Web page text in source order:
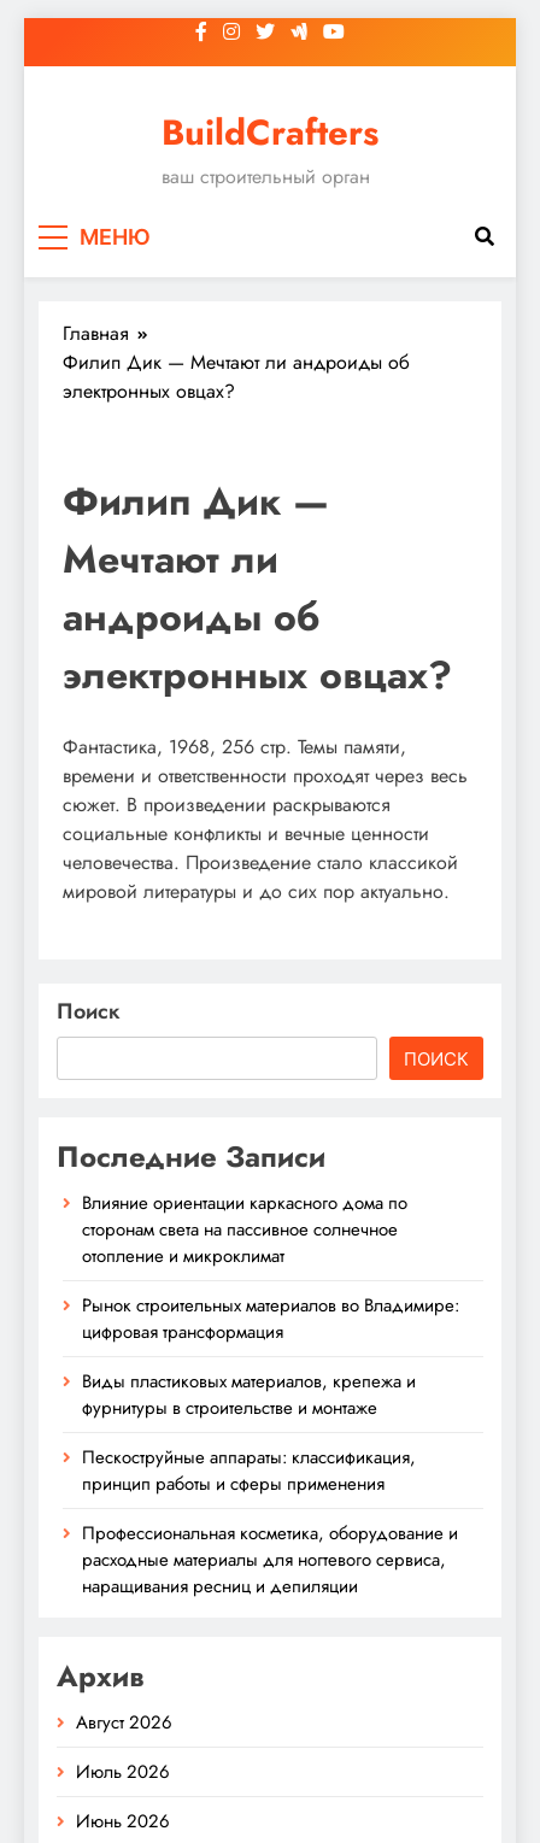
к
BuildCrafters
ваш строительный орган
МЕНЮ
Главная
Филип Дик — Мечтают ли андроиды об
электронных овцах?
Филип Дик —
Мечтают ли
андроиды об
электронных овцах?
Фантастика, 1968, 256 стр. Темы памяти,
времени и ответственности проходят через весь
сюжет. В произведении раскрываются
социальные конфликты и вечные ценности
человечества. Произведение стало классикой
мировой литературы и до сих пор актуально.
Поиск
ПОИСК
Последние Записи
Влияние ориентации каркасного дома по
сторонам света на пассивное солнечное
отопление и микроклимат
Рынок строительных материалов во Владимире:
цифровая трансформация
Виды пластиковых материалов, крепежа и
фурнитуры в строительстве и монтаже
Пескоструйные аппараты: классификация,
принцип работы и сферы применения
Профессиональная косметика, оборудование и
расходные материалы для ногтевого сервиса,
наращивания ресниц и депиляции
Архив
Август 2026
Июль 2026
Июнь 2026